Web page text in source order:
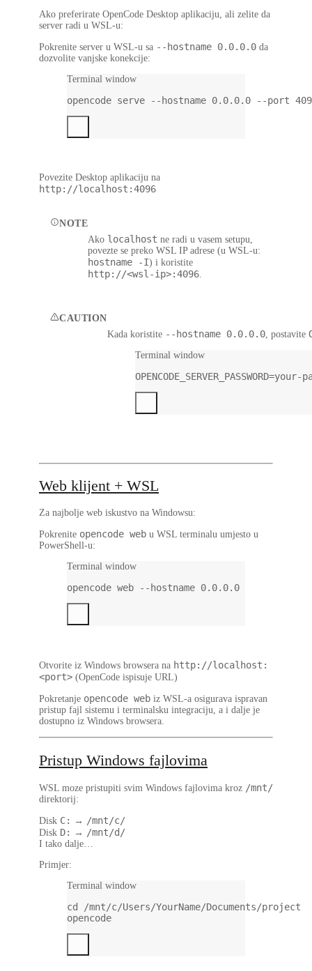
Ako preferirate OpenCode Desktop aplikaciju, ali zelite da
server radi u WSL-u:
Pokrenite server u WSL-u sa --hostname 0.0.0.0 da
dozvolite vanjske konekcije:
Terminal window
opencode serve --hostname 0.0.0.0 --port
Povezite Desktop aplikaciju na
http://localhost:4096
NOTE
Ako localhost ne radi u vasem setupu,
povezte se preko WSL IP adrese (u WSL-u:
hostname -I) i koristite
http://<wsl-ip>:4096
CAUTION
Kada koristite --hostname 0.0.0.0, postavite
Terminal window
OPENCODE_SERVER_PASSWORD=your-
Web klijent + WSL
Za najbolje web iskustvo na Windowsu:
Pokrenite opencode web u WSL terminalu umjesto u
PowerShell-u:
Terminal window
opencode web --hostname 0.0.0.0
Otvorite iz Windows browsera na http://localhost:
<port> (OpenCode ispisuje URL)
Pokretanje opencode web iz WSL-a osigurava ispravan
pristup fajl sistemu i terminalsku integraciju, a i dalje je
dostupno iz Windows browsera.
Pristup Windows fajlovima
WSL moze pristupiti svim Windows fajlovima kroz /mnt/
direktorij:
Disk C: → /mnt/c/
Disk D: → /mnt/d/
I tako dalje…
Primjer:
Terminal window
cd
/mnt/c/Users/YourName/Documents/project
opencode